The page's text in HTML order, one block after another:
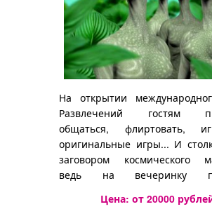
На открытии
Развлечений гостям
общаться, флиртовать,
оригинальные игры... И
заговором космического
ведь на вечеринку
Цена: от 20000